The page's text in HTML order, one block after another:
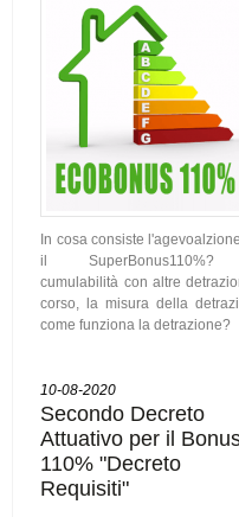
In cosa consiste
il
cumulabilità con altre
corso, la misura della
come funziona la detrazione?
10-08-2020
Secondo Decreto
Attuativo per il
110% "Decreto
Requisiti"